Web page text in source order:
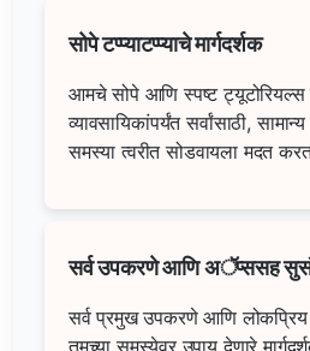
सोपे टप्प्याटप्प्याचे मार्गदर्शक
आमचे सोपे आणि स्पष्ट ट्यूटोरियल्स
व्यावसायिकांपर्यंत सर्वांसाठी,
समस्या त्वरीत सोडवायला मदत
सर्व उपकरणे आणि अॅप्ससह
सर्व प्रमुख उपकरणे आणि
तुमच्या समस्येवर उपाय देणारे